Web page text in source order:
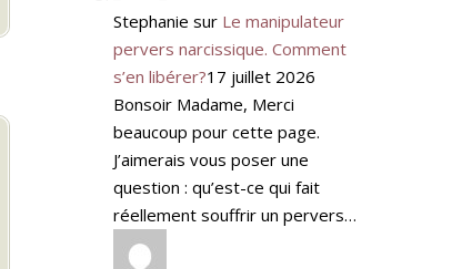
Stephanie sur Le manipulateur
pervers narcissique. Comment
s’en libérer?17 juillet 2026
Bonsoir Madame, Merci
beaucoup pour cette page.
J’aimerais vous poser une
question : qu’est-ce qui fait
réellement souffrir un pervers…